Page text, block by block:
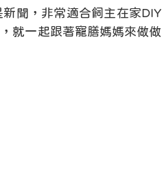
聞，非常適合飼主在家DIY
就一起跟著寵膳媽媽來做做